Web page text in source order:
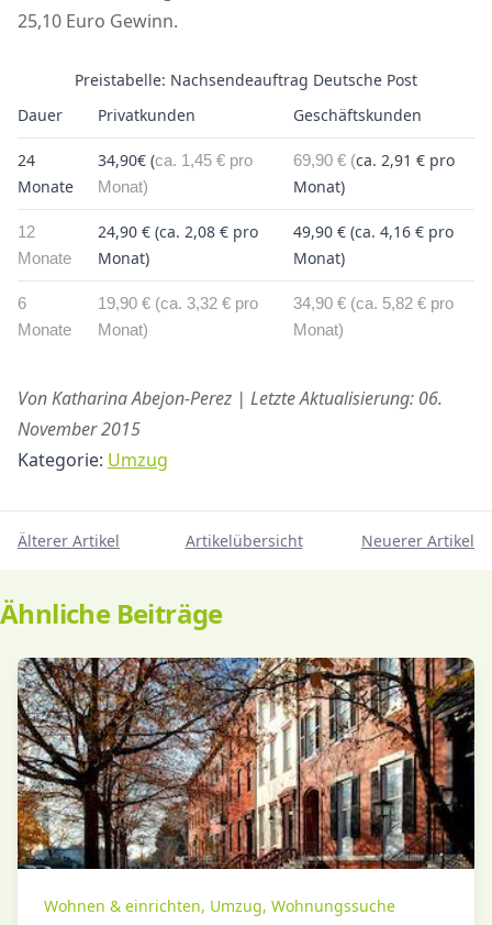
25,10 Euro Gewinn.
Preistabelle: Nachsendeauftrag Deutsche Post
Dauer
Privatkunden Geschäftskunden
24
Monate
34,90€ (ca. 1,45 € pro
Monat)
69,90 € (ca. 2,91 € pro
Monat)
12
Monate
24,90 € (ca. 2,08 € pro
Monat)
49,90 € (ca. 4,16 € pro
Monat)
6
Monate
19,90 € (ca. 3,32 € pro
Monat)
34,90 € (ca. 5,82 € pro
Monat)
Von Katharina Abejon-Perez | Letzte Aktualisierung: 06.
November 2015
Kategorie: Umzug
Älterer Artikel Artikelübersicht Neuerer Artikel
Ähnliche Beiträge
Wohnen & einrichten, Umzug, Wohnungssuche